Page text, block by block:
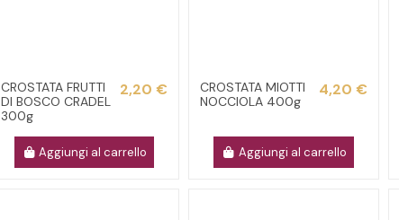
CROSTATA FRUTTI
DI BOSCO CRADEL
300g
2,20 €
Aggiungi al carrello
CROSTATA MIOTTI
NOCCIOLA 400g
4,20 €
Aggiungi al carrello